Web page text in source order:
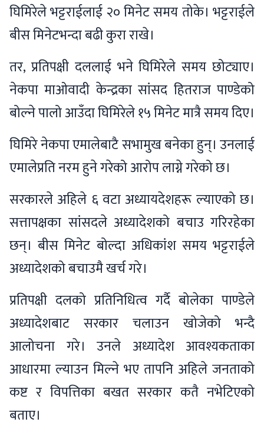
घिमिरेले भट्टराईलाई २० मिनेट समय तोके। भट्टराईले
बीस मिनेटभन्दा बढी कुरा राखे।
तर, प्रतिपक्षी दललाई भने घिमिरेले समय छोट्याए।
नेकपा माओवादी केन्द्रका सांसद हितराज पाण्डेको
बोल्ने पालो आउँदा घिमिरेले १५ मिनेट मात्रै समय दिए।
घिमिरे नेकपा एमालेबाटै सभामुख बनेका हुन्। उनलाई
एमालेप्रति नरम हुने गरेको आरोप लाग्ने गरेको छ।
सरकारले अहिले ६ वटा अध्यायदेशहरू ल्याएको छ।
सत्तापक्षका सांसदले अध्यादेशको बचाउ गरिरहेका
छन्। बीस मिनेट बोल्दा अधिकांश समय भट्टराईले
अध्यादेशको बचाउमै खर्च गरे।
प्रतिपक्षी दलको प्रतिनिधित्व गर्दै बोलेका पाण्डेले
अध्यादेशबाट सरकार चलाउन खोजेको भन्दै
आलोचना गरे। उनले अध्यादेश आवश्यकताका
आधारमा ल्याउन मिल्ने भए तापनि अहिले जनताको
कष्ट र विपत्तिका बखत सरकार कतै नभेटिएको
बताए।